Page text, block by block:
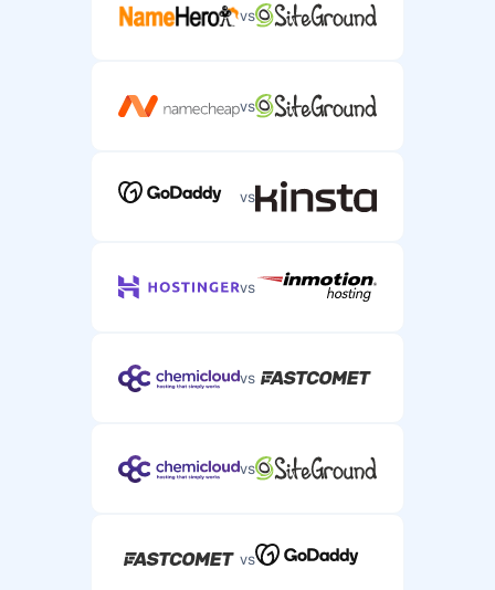
vs
vs
vs
vs
vs
vs
vs